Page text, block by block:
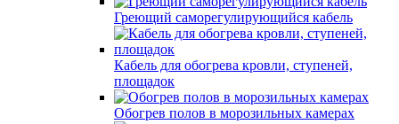
Греющий саморегулирующийся кабель
Кабель для обогрева кровли, ступеней,
площадок
Обогрев полов в морозильных камерах